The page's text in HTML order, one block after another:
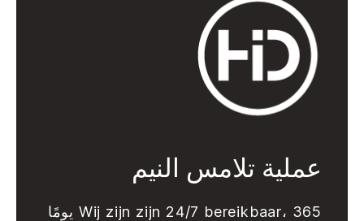
عملية تلامس النيم
Wij zijn zijn 24/7 bereikbaar، 365 يومًا